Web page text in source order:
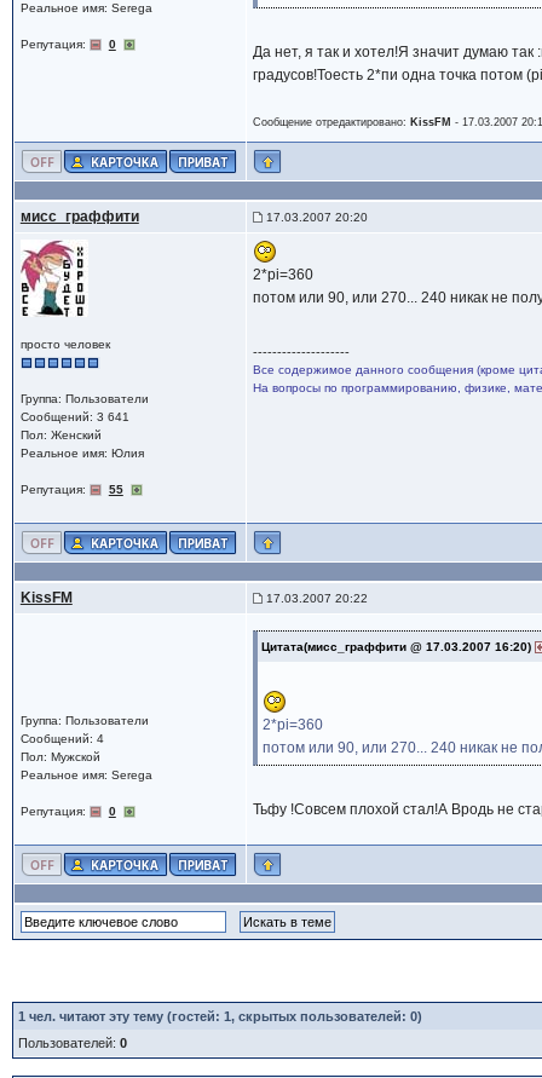
Реальное имя: Serega
Репутация: 0
Да нет, я так и хотел!Я значит думаю
градусов!Тоесть 2*пи одна точка потом
Сообщение отредактировано: KissFM - 17.03.2007
мисс_граффити 17.03.2007 20:20
просто человек
Группа: Пользователи
Сообщений: 3 641
Пол: Женский
Реальное имя: Юлия
Репутация: 55
2*pi=360
потом или 90, или 270... 240 никак не
--------------------
Все содержимое данного сообщения (кроме
На вопросы по программированию, физике,
KissFM 17.03.2007 20:22
Группа: Пользователи
Сообщений: 4
Пол: Мужской
Реальное имя: Serega
Репутация: 0
Цитата(мисс_граффити @ 17.03.2007 16:20)
2*pi=360
потом или 90, или 270... 240 никак не
Тьфу !Совсем плохой стал!А Вродь не
1 чел. читают эту тему (гостей: 1, скрытых пользователей: 0)
Пользователей: 0